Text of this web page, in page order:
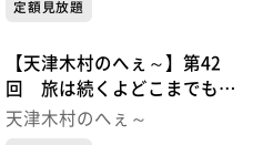
定額見放題
【天津木村のへぇ～】第42
回 旅は続くよどこまでも！
奥州街道シリーズ②
天津木村のへぇ～